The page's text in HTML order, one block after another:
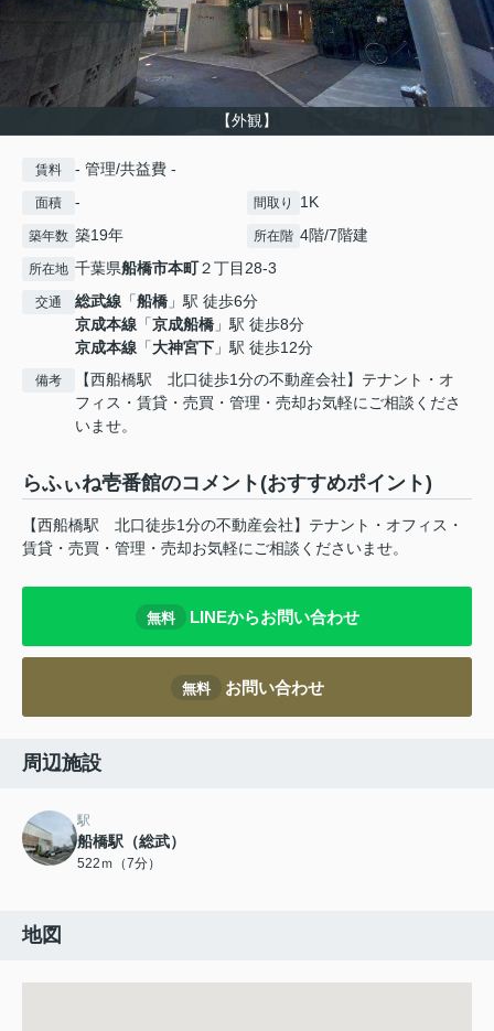
【外観】
賃料 - 管理/共益費 -
面積 - 間取り 1K
築年数 築19年 所在階 4階/7階建
所在地 千葉県船橋市本町２丁目28-3
交通 総武線 「船橋 」駅 徒歩6分
京成本線 「京成船橋 」駅 徒歩8分
京成本線 「大神宮下 」駅 徒歩12分
備考
【西船橋駅 北口徒歩1分の不動産会社】テナント・オ
フィス・賃貸・売買・管理・売却お気軽にご相談くださ
いませ。
らふぃね壱番館のコメント(おすすめポイント)
【西船橋駅 北口徒歩1分の不動産会社】テナント・オフィス・
賃貸・売買・管理・売却お気軽にご相談くださいませ。
無料 LINEからお問い合わせ
無料 お問い合わせ
周辺施設
駅
船橋駅（総武）
522ｍ（7分）
地図